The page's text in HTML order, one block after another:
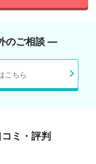
のご相談 ―
こちら
ミ・評判